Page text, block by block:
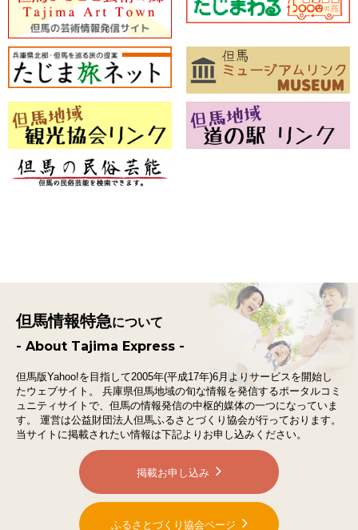
但馬情報特急について
- About Tajima Express -
但馬版Yahoo!を目指して2005年(平成17年)6月よりサービスを開始し
たウェブサイト。
兵庫県但馬地域の旬な情報を発信するポータルコミ
ュニティサイトで、 但馬の情報発信の中枢的媒体の一つになっていま
す。
運営は公益財団法人但馬ふるさとづくり協会が行っております。
当サイトに掲載されたい情報は下記よりお申し込みください。
掲載お申し込み
ふるさとづくり協会ページ